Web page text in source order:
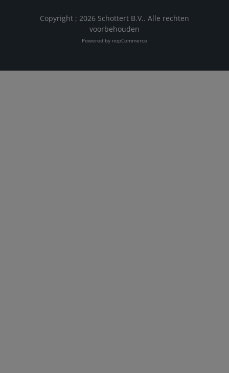
Copyright ; 2026 Schottert B.V.. Alle rechten
voorbehouden
Powered by nopCommerce